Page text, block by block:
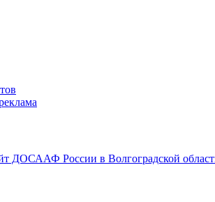
ДОСААФ России в Волгоградской